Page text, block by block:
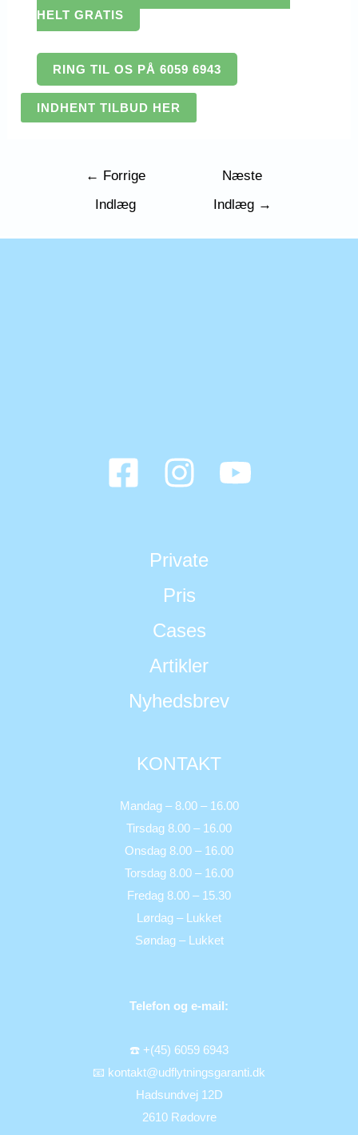
HELT GRATIS
RING TIL OS PÅ 6059 6943
INDHENT TILBUD HER
Indlægsnavigation
← Forrige
Indlæg
Næste
Indlæg →
Private
Pris
Cases
Artikler
Nyhedsbrev
KONTAKT
Mandag – 8.00 – 16.00
Tirsdag 8.00 – 16.00
Onsdag 8.00 – 16.00
Torsdag 8.00 – 16.00
Fredag 8.00 – 15.30
Lørdag – Lukket
Søndag – Lukket
Telefon og e-mail:
☎️ +(45) 6059 6943
📧 kontakt@udflytningsgaranti.dk
Hadsundvej 12D
2610 Rødovre